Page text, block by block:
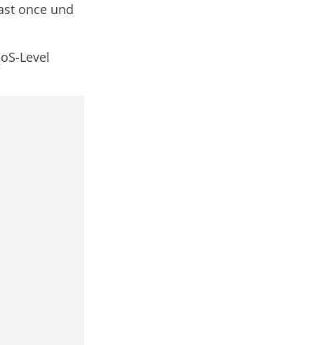
once und
Level